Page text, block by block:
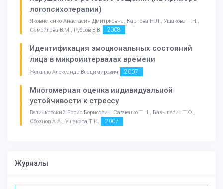
логопсихотерапии)
Яковистенко Анастасия Дмитриевна, Карпова Н.Л., Ушакова Т.Н.,
Самойлова В.М., Рубцов В.В.
2008
Идентификация эмоциональных состояний
лица в микроинтервалах времени
Жегалло Александр Владимирович 2007
Многомерная оценка индивидуальной
устойчивости к стрессу
Величковский Борис Борисович, Савченко Т.Н., Базылевич Т.Ф.,
Обознов А.А., Ушакова Т.Н.
2007
Журналы